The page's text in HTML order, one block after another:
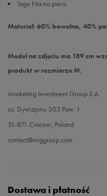
logo Fila na piersi
Materiał: 60% bawełna, 40%
Model na zdjęciu ma 189 cm
produkt w rozmiarze M.
Marketing Investment Group S.A.
os. Dywizjonu 303 Paw. 1
31-871 Cracow, Poland
contact@miggroup.com
Dostawa i płatność